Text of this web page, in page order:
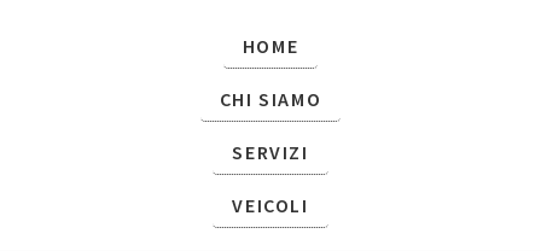
HOME
CHI SIAMO
SERVIZI
VEICOLI
Loading Inventory...